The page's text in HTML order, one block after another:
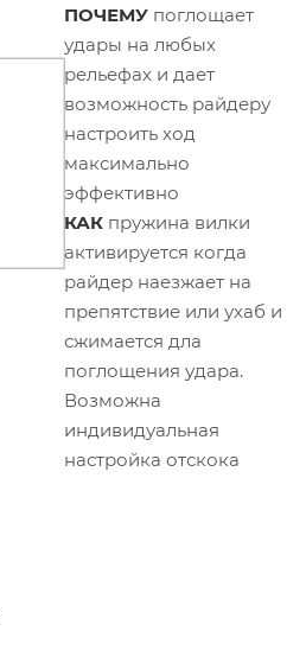
ПОЧЕМУ поглощает
удары на любых
рельефах и дает
возможность райдеру
настроить ход
максимально
эффективно
КАК пружина вилки
активируется когда
райдер наезжает на
препятствие или ухаб и
сжимается дла
поглощения удара.
Возможна
индивидуальная
настройка отскока